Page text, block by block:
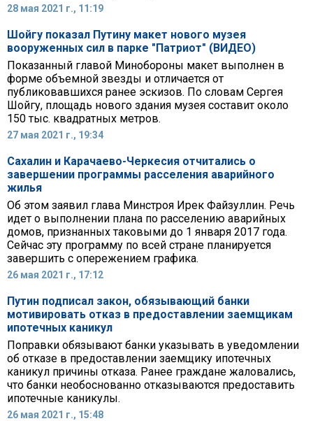
28 мая 2021 г., 11:19
Шойгу показал Путину макет нового музея
вооруженных сил в парке "Патриот" (ВИДЕО)
Показанный главой Минобороны макет выполнен в
форме объемной звезды и отличается от
публиковавшихся ранее эскизов. По словам Сергея
Шойгу, площадь нового здания музея составит около
150 тыс. квадратных метров.
27 мая 2021 г., 19:34
Сахалин и Карачаево-Черкесия отчитались о
завершении программы расселения аварийного
жилья
Об этом заявил глава Минстроя Ирек Файзуллин. Речь
идет о выполнении плана по расселению аварийных
домов, признанных таковыми до 1 января 2017 года.
Сейчас эту программу по всей стране планируется
завершить с опережением графика.
26 мая 2021 г., 17:12
Путин подписал закон, обязывающий банки
мотивировать отказ в предоставлении заемщикам
ипотечных каникул
Поправки обязывают банки указывать в уведомлении
об отказе в предоставлении заемщику ипотечных
каникул причины отказа. Ранее граждане жаловались,
что банки необоснованно отказываются предоставить
ипотечные каникулы.
26 мая 2021 г., 15:48